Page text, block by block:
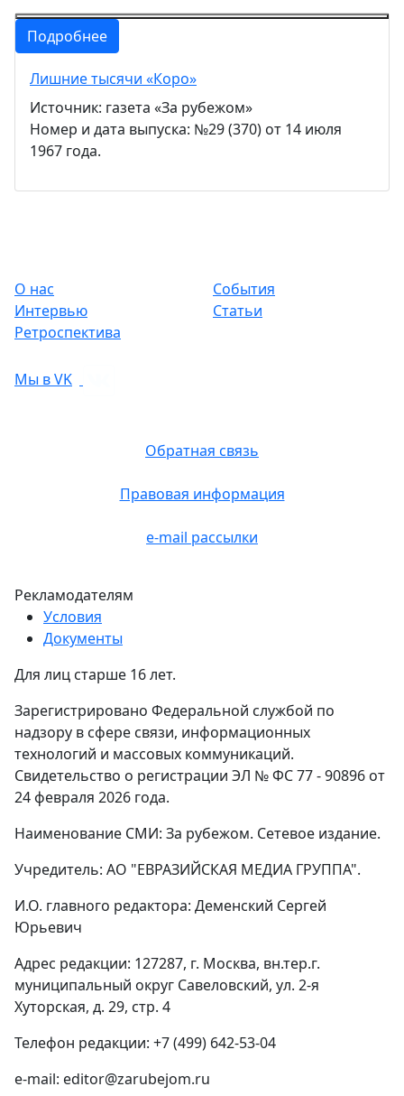
Подробнее
Лишние тысячи «Коро»
Источник: газета «За рубежом»
Номер и дата выпуска: №29 (370) от 14 июля
1967 года.
О нас
События
Интервью
Статьи
Ретроспектива
Мы в VK
Рекламодателям
Условия
Документы
Обратная связь
Правовая информация
e-mail рассылки
Для лиц старше 16 лет.
Зарегистрировано Федеральной службой по
надзору в сфере связи, информационных
технологий и массовых коммуникаций.
Свидетельство о регистрации ЭЛ № ФС 77 - 90896 от
24 февраля 2026 года.
Наименование СМИ: За рубежом. Сетевое издание.
Учредитель: АО "ЕВРАЗИЙСКАЯ МЕДИА ГРУППА".
И.О. главного редактора: Деменский Сергей
Юрьевич
Адрес редакции: 127287, г. Москва, вн.тер.г.
муниципальный округ Савеловский, ул. 2-я
Хуторская, д. 29, стр. 4
Телефон редакции: +7 (499) 642-53-04
e-mail: editor@zarubejom.ru